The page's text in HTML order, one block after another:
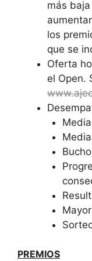
más
los
que se
Oferta
el Open.
PREMIOS